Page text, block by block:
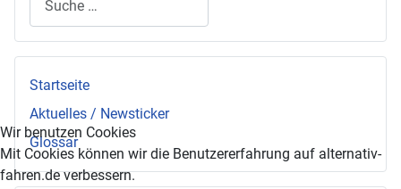
Startseite
Aktuelles / Newsticker
Glossar
Wir benutzen Cookies
Mit Cookies können wir die Benutzererfahrung auf alternativ-
fahren.de verbessern.